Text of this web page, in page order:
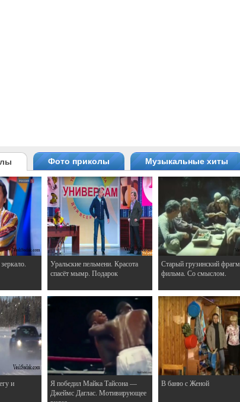
Фото приколы Музыкальные хиты
Уральские пельмени. Красота
спасёт мымр. Подарок
Старый грузинский
фильма. Со смыслом.
и
Я победил Майка Тайсона —
Джеймс Даглас. Мотивирующее
В баню с Женой